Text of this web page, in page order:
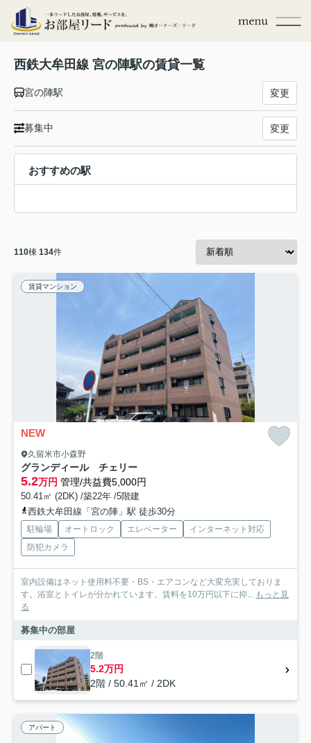
西鉄大牟田線 宮の陣駅の賃貸一覧
宮の陣駅 変更
募集中 変更
おすすめの駅
110棟 134件
賃貸マンション
NEW
久留米市小森野
グランディール チェリー
5.2万円 管理/共益費5,000円
50.41㎡ (2DK) /築22年 /5階建
西鉄大牟田線「宮の陣」駅 徒歩30分
駐輪場 オートロック エレベーター
インターネット対応
防犯カメラ
室内設備はネット使用料不要・BS・エアコンなど大変充実しておりま
す。浴室とトイレが分かれています。賃料を10万円以下に抑...
もっと見
る
募集中の部屋
2階
5.2万円
2階 / 50.41㎡ / 2DK
アパート